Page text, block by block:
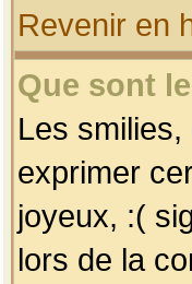
Revenir en
Que sont
Les
exprimer
joyeux, :(
lors de la